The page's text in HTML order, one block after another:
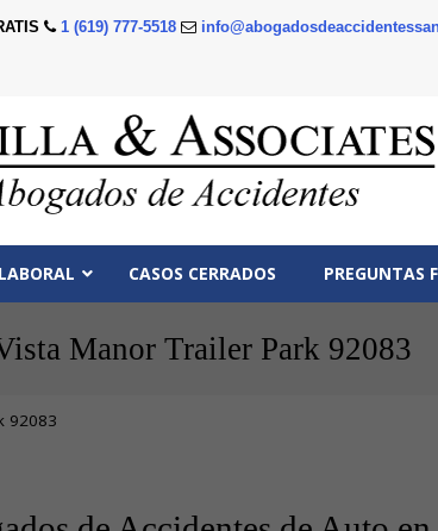
1 (619) 777-5518
CASOS CERRADOS PREGUNTAS
Manor Trailer Park 92083
92083